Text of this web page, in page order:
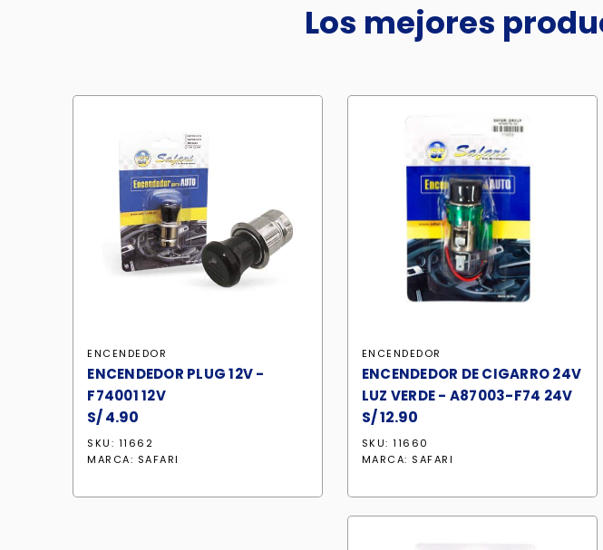
Los mejores
ENCENDEDOR
ENCENDEDOR PLUG 12V -
F74001 12V
S/4.90
SKU: 11662
MARCA: SAFARI
ENCENDEDOR
ENCENDEDOR DE CIGARRO 24V
LUZ VERDE - A87003-F74 24V
S/12.90
SKU: 11660
MARCA: SAFARI